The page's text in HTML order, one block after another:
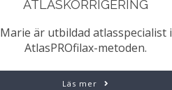
ATLASKORRIGERING
Marie är utbildad atlasspecialist i
AtlasPROfilax-metoden.
Läs mer